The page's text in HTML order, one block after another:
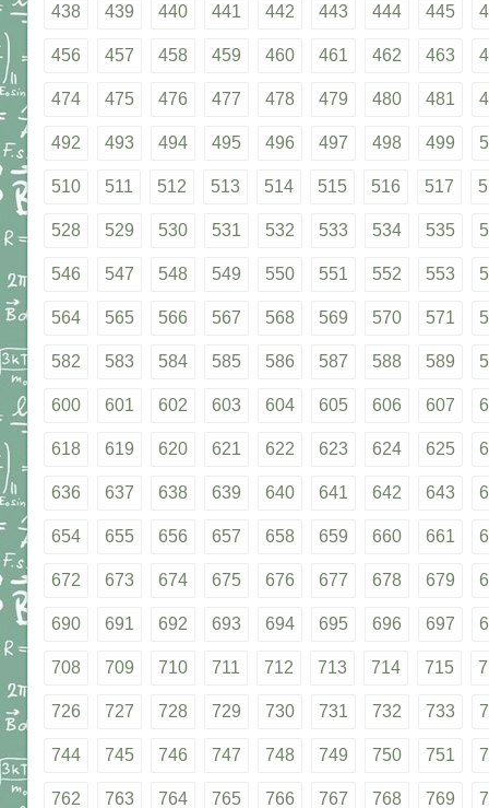
438 439 440 441 442 443 444 445
456 457 458 459 460 461 462 463
474 475 476 477 478 479 480 481
492 493 494 495 496 497 498 499
510 511 512 513 514 515 516 517
528 529 530 531 532 533 534 535
546 547 548 549 550 551 552 553
564 565 566 567 568 569 570 571
582 583 584 585 586 587 588 589
600 601 602 603 604 605 606 607
618 619 620 621 622 623 624 625
636 637 638 639 640 641 642 643
654 655 656 657 658 659 660 661
672 673 674 675 676 677 678 679
690 691 692 693 694 695 696 697
708 709 710 711 712 713 714 715
726 727 728 729 730 731 732 733
744 745 746 747 748 749 750 751
762 763 764 765 766 767 768 769